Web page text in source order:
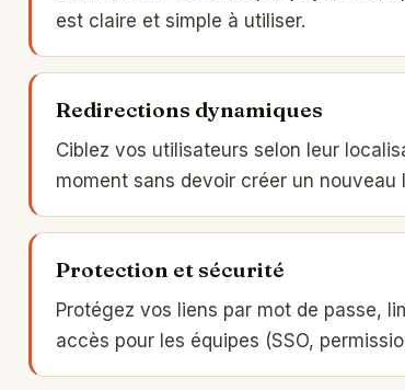
est claire et simple à utiliser.
Redirections dynamiques
Ciblez vos utilisateurs selon leur
moment sans devoir créer un nouveau
Protection et sécurité
Protégez vos liens par mot de passe,
accès pour les équipes (SSO,